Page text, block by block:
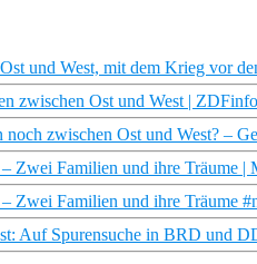
und West, mit dem Krieg vor
zwischen Ost und West |
noch zwischen Ost und West? –
– Zwei Familien und ihre Träume
Zwei Familien und ihre Träume
Auf Spurensuche in BRD und